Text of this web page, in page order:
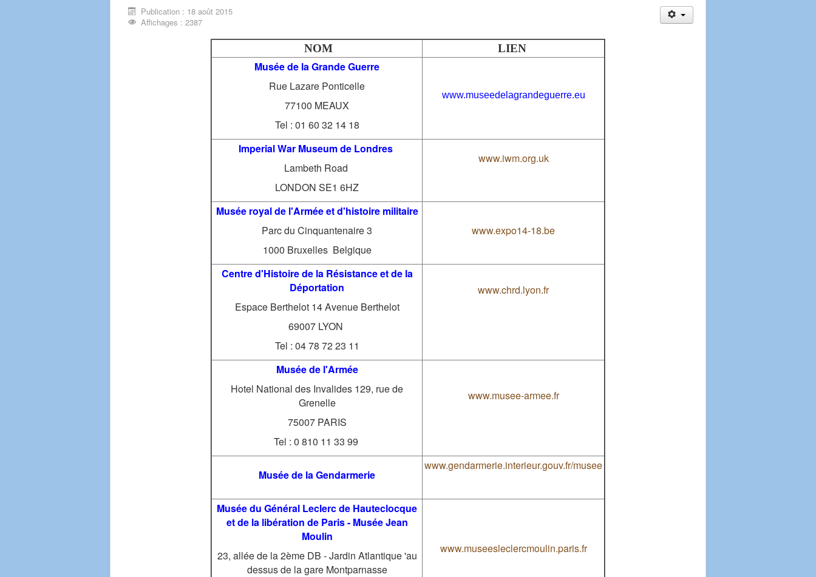
Publication : 18 août 2015
Affichages : 2387
NOM LIEN
Musée de la Grande Guerre
Rue Lazare Ponticelle
77100 MEAUX
Tel : 01 60 32 14 18
www.museedelagrandeguerre.eu
Imperial War Museum de Londres
Lambeth Road
LONDON SE1 6HZ
www.iwm.org.uk
Musée royal de l'Armée et d'histoire militaire
Parc du Cinquantenaire 3
1000 Bruxelles Belgique
www.expo14-18.be
Centre d'Histoire de la Résistance et de la
Déportation
Espace Berthelot 14 Avenue Berthelot
69007 LYON
Tel : 04 78 72 23 11
www.chrd.lyon.fr
Musée de l'Armée
Hotel National des Invalides 129, rue de
Grenelle
75007 PARIS
Tel : 0 810 11 33 99
www.musee-armee.fr
Musée de la Gendarmerie
www.gendarmerie.interieur.gouv.fr/musee
Musée du Général Leclerc de Hauteclocque
et de la libération de Paris - Musée Jean
Moulin
23, allée de la 2ème DB - Jardin Atlantique 'au
dessus de la gare Montparnasse
www.museesleclercmoulin.paris.fr